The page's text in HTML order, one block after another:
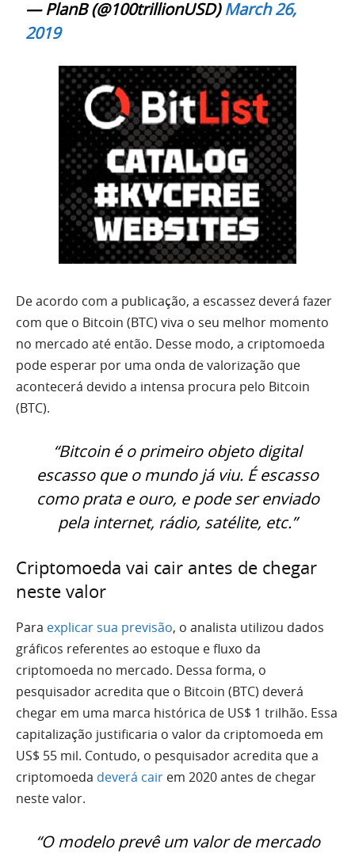
— PlanB (@100trillionUSD)March 26,
2019
De acordo com a publicação, a escassez deverá fazer
com que o Bitcoin (BTC) viva o seu melhor momento
no mercado até então. Desse modo, a criptomoeda
pode esperar por uma onda de valorização que
acontecerá devido a intensa procura pelo Bitcoin
(BTC).
“Bitcoin é o primeiro objeto digital
escasso que o mundo já viu. É escasso
como prata e ouro, e pode ser enviado
pela internet, rádio, satélite, etc.”
Criptomoeda vai cair antes de chegar
neste valor
Para explicar sua previsão, o analista utilizou dados
gráficos referentes ao estoque e fluxo da
criptomoeda no mercado. Dessa forma, o
pesquisador acredita que o Bitcoin (BTC) deverá
chegar em uma marca histórica de US$ 1 trilhão. Essa
capitalização justificaria o valor da criptomoeda em
US$ 55 mil. Contudo, o pesquisador acredita que a
criptomoeda deverá cair em 2020 antes de chegar
neste valor.
“O modelo prevê um valor de mercado